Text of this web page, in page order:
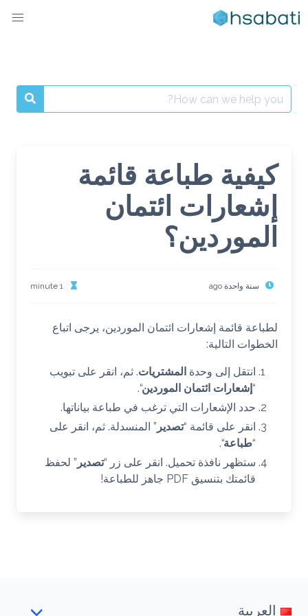
to
Search
for:
كيفية طباعة قائمة
إشعارات ائتمان
الموردين؟
سنة واحدة ago 1 minute
لطباعة قائمة إشعارات ائتمان الموردين، يرجى اتباع
الخطوات التالية:
انتقل إلى وحدة المشتريات. ثم، انقر على تبويب
“إشعارات ائتمان الموردين“.
حدد الإشعارات التي ترغب في طباعة بياناتها.
انقر على قائمة “تصدير ” المنسدلة. ثم، انقر على
“طباعة“.
ستظهر نافذة تحميل. انقر على زر “تصدير ” لحفظ
قائمتك بتنسيق PDF جاهز للطباعة!
العربية